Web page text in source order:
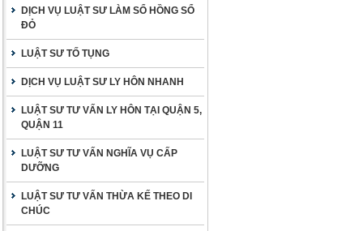
DỊCH VỤ LUẬT SƯ LÀM SỔ HỒNG SỔ
ĐỎ
LUẬT SƯ TỐ TỤNG
DỊCH VỤ LUẬT SƯ LY HÔN NHANH
LUẬT SƯ TƯ VẤN LY HÔN TẠI QUẬN 5,
QUẬN 11
LUẬT SƯ TƯ VẤN NGHĨA VỤ CẤP
DƯỠNG
LUẬT SƯ TƯ VẤN THỪA KẾ THEO DI
CHÚC